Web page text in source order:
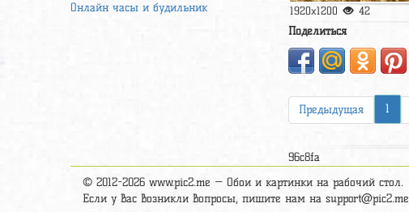
Онлайн часы и будильник 1920x1200 42
Поделиться
Предыдущая 1
96c8fa
© 2012-2026 www.pic2.me — Обои и картинки на рабочий стол.
Если у вас возникли вопросы, пишите нам на support@pic2.me